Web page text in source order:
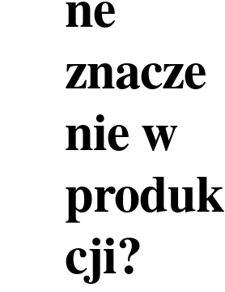
znacze
nie w
produk
cji?